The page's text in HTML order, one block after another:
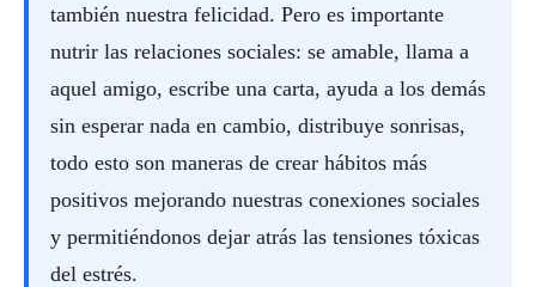
también nuestra felicidad. Pero es importante
nutrir las relaciones sociales: se amable, llama a
aquel amigo, escribe una carta, ayuda a los demás
sin esperar nada en cambio, distribuye sonrisas,
todo esto son maneras de crear hábitos más
positivos mejorando nuestras conexiones sociales
y permitiéndonos dejar atrás las tensiones tóxicas
del estrés.